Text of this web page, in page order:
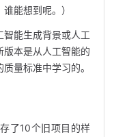
能想到呢。）
能生成背景或人工
本是从人工智能的
量标准中学习的。
了10个旧项目的样